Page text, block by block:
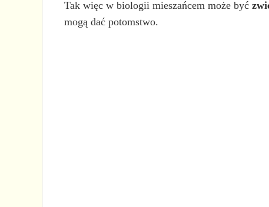
Tak więc w biologii mieszańcem może być
mogą dać potomstwo.